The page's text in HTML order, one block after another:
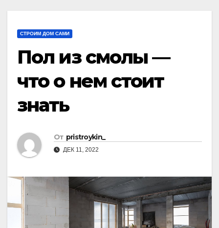
СТРОИМ ДОМ САМИ
Пол из смолы —
что о нем стоит
знать
От pristroykin_
ДЕК 11, 2022